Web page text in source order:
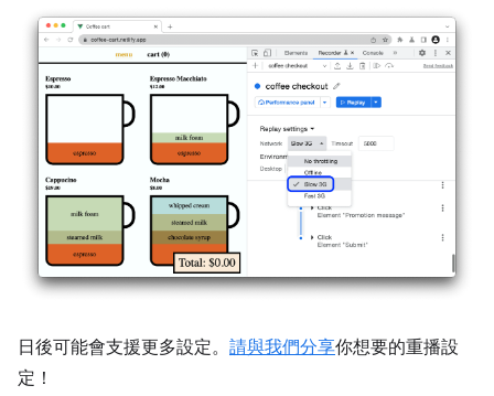
日後可能會支援更多設定。 請與我們分享你想要的重播設
定！